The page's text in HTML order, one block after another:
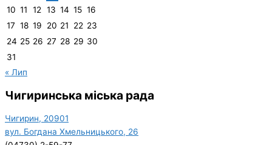
10 11 12 13 14 15 16
17 18 19 20 21 22 23
24 25 26 27 28 29 30
31
« Лип
Чигиринська міська рада
Чигирин, 20901
вул. Богдана Хмельницького, 26